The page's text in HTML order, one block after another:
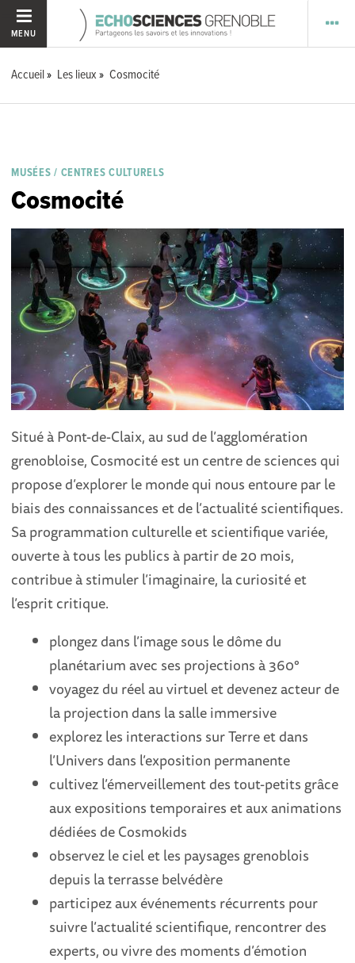
MENU
Accueil Les lieux Cosmocité
MUSÉES / CENTRES CULTURELS
Cosmocité
Situé à Pont-de-Claix, au sud de l’agglomération
grenobloise, Cosmocité est un centre de sciences qui
propose d’explorer le monde qui nous entoure par le
biais des connaissances et de l’actualité scientifiques.
Sa programmation culturelle et scientifique variée,
ouverte à tous les publics à partir de 20 mois,
contribue à stimuler l’imaginaire, la curiosité et
l’esprit critique.
plongez dans l’image sous le dôme du
planétarium avec ses projections à 360°
voyagez du réel au virtuel et devenez acteur de
la projection dans la salle immersive
explorez les interactions sur Terre et dans
l’Univers dans l’exposition permanente
cultivez l’émerveillement des tout-petits grâce
aux expositions temporaires et aux animations
dédiées de Cosmokids
observez le ciel et les paysages grenoblois
depuis la terrasse belvédère
participez aux événements récurrents pour
suivre l’actualité scientifique, rencontrer des
experts, ou vivre des moments d’émotion